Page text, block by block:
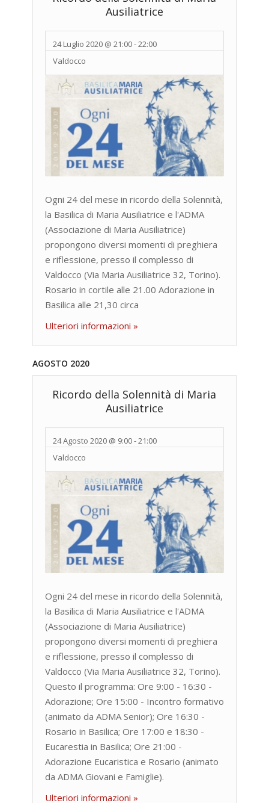
Ausiliatrice
24 Luglio 2020 @ 21:00-22:00
Valdocco
Ogni 24 del mese in ricordo della Solennità,
la Basilica di Maria Ausiliatrice e l'ADMA
(Associazione di Maria Ausiliatrice)
propongono diversi momenti di preghiera
e riflessione, presso il complesso di
Valdocco (Via Maria Ausiliatrice 32, Torino).
Rosario in cortile alle 21.00 Adorazione in
Basilica alle 21,30 circa
Ulteriori informazioni »
AGOSTO 2020
Ricordo della Solennità di Maria
Ausiliatrice
24 Agosto 2020 @ 9:00-21:00
Valdocco
Ogni 24 del mese in ricordo della Solennità,
la Basilica di Maria Ausiliatrice e l'ADMA
(Associazione di Maria Ausiliatrice)
propongono diversi momenti di preghiera
e riflessione, presso il complesso di
Valdocco (Via Maria Ausiliatrice 32, Torino).
Questo il programma: Ore 9:00 - 16:30 -
Adorazione; Ore 15:00 - Incontro formativo
(animato da ADMA Senior); Ore 16:30 -
Rosario in Basilica; Ore 17:00 e 18:30 -
Eucarestia in Basilica; Ore 21:00 -
Adorazione Eucaristica e Rosario (animato
da ADMA Giovani e Famiglie).
Ulteriori informazioni »